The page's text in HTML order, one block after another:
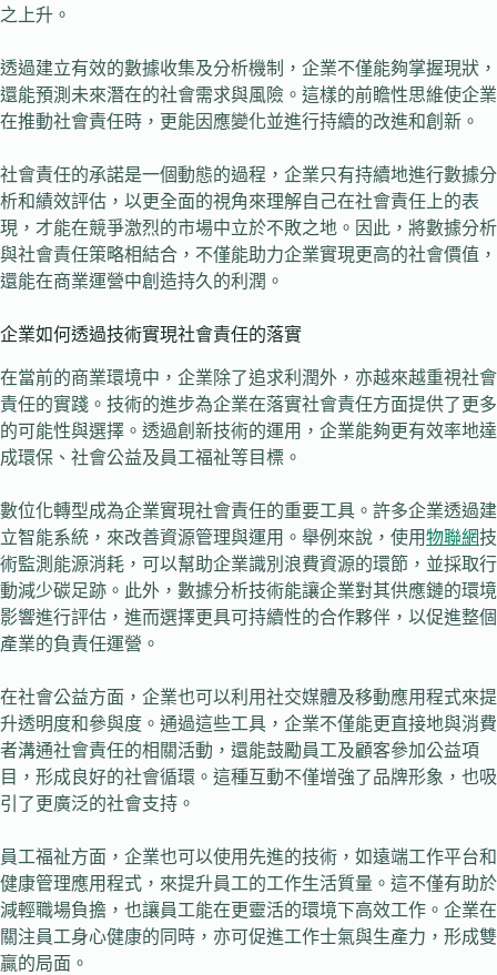
之上升。
透過建立有效的數據收集及分析機制，企業不僅能夠掌握現狀，
還能預測未來潛在的社會需求與風險。這樣的前瞻性思維使企業
在推動社會責任時，更能因應變化並進行持續的改進和創新。
社會責任的承諾是一個動態的過程，企業只有持續地進行數據分
析和績效評估，以更全面的視角來理解自己在社會責任上的表
現，才能在競爭激烈的市場中立於不敗之地。因此，將數據分析
與社會責任策略相結合，不僅能助力企業實現更高的社會價值，
還能在商業運營中創造持久的利潤。
企業如何透過技術實現社會責任的落實
在當前的商業環境中，企業除了追求利潤外，亦越來越重視社會
責任的實踐。技術的進步為企業在落實社會責任方面提供了更多
的可能性與選擇。透過創新技術的運用，企業能夠更有效率地達
成環保、社會公益及員工福祉等目標。
數位化轉型成為企業實現社會責任的重要工具。許多企業透過建
立智能系統，來改善資源管理與運用。舉例來說，使用物聯網技
術監測能源消耗，可以幫助企業識別浪費資源的環節，並採取行
動減少碳足跡。此外，數據分析技術能讓企業對其供應鏈的環境
影響進行評估，進而選擇更具可持續性的合作夥伴，以促進整個
產業的負責任運營。
在社會公益方面，企業也可以利用社交媒體及移動應用程式來提
升透明度和參與度。通過這些工具，企業不僅能更直接地與消費
者溝通社會責任的相關活動，還能鼓勵員工及顧客參加公益項
目，形成良好的社會循環。這種互動不僅增強了品牌形象，也吸
引了更廣泛的社會支持。
員工福祉方面，企業也可以使用先進的技術，如遠端工作平台和
健康管理應用程式，來提升員工的工作生活質量。這不僅有助於
減輕職場負擔，也讓員工能在更靈活的環境下高效工作。企業在
關注員工身心健康的同時，亦可促進工作士氣與生產力，形成雙
贏的局面。